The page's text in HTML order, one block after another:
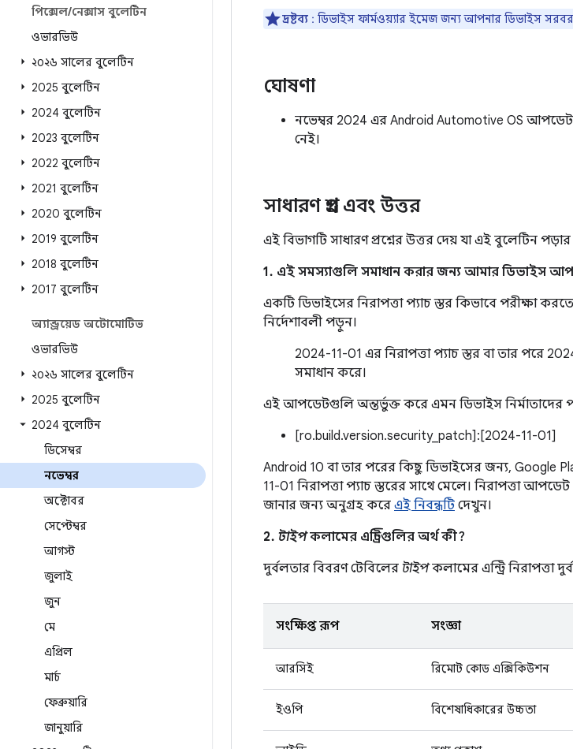
পিক্সেল/নেক্সাস বুলেটিন
ওভারভিউ
২০২৬ সালের বুলেটিন
2025 বুলেটিন
2024 বুলেটিন
2023 বুলেটিন
2022 বুলেটিন
2021 বুলেটিন
2020 বুলেটিন
2019 বুলেটিন
2018 বুলেটিন
2017 বুলেটিন
অ্যান্ড্রয়েড অটোমোটিভ
ওভারভিউ
২০২৬ সালের বুলেটিন
2025 বুলেটিন
2024 বুলেটিন
ডিসেম্বর
নভেম্বর
অক্টোবর
সেপ্টেম্বর
আগস্ট
জুলাই
জুন
মে
এপ্রিল
মার্চ
ফেব্রুয়ারি
জানুয়ারি
দ্রষ্টব্য : ডিভাইস ফার্মওয়্যার ইমেজ জন্য আপনার ডিভাইস
ঘোষণা
নভেম্বর 2024 এর Android Automotive OS আপডেট
নেই।
সাধারণ প্রশ্ন এবং উত্তর
এই বিভাগটি সাধারণ প্রশ্নের উত্তর দেয় যা এই বুলেটিন
1. এই সমস্যাগুলি সমাধান করার জন্য আমার ডিভাইস
একটি ডিভাইসের নিরাপত্তা প্যাচ স্তর কিভাবে পরীক্ষা
নির্দেশাবলী পড়ুন।
2024-11-01 এর নিরাপত্তা প্যাচ স্তর বা তার পরে
সমাধান করে।
এই আপডেটগুলি অন্তর্ভুক্ত করে এমন ডিভাইস নির্মাতাদের
[ro.build.version.security_patch]:[2024-11-01]
Android 10 বা তার পরের কিছু ডিভাইসের জন্য, Google
11-01 নিরাপত্তা প্যাচ স্তরের সাথে মেলে। নিরাপত্তা
জানার জন্য অনুগ্রহ করে এই নিবন্ধটি দেখুন।
2. টাইপকলামের এন্ট্রিগুলির অর্থ কী?
দুর্বলতার বিবরণ টেবিলের টাইপকলামের এন্ট্রি নিরাপত্তা
সংক্ষিপ্ত রূপ সংজ্ঞা
আরসিই রিমোট কোড এক্সিকিউশন
ইওপি বিশেষাধিকারের উচ্চতা